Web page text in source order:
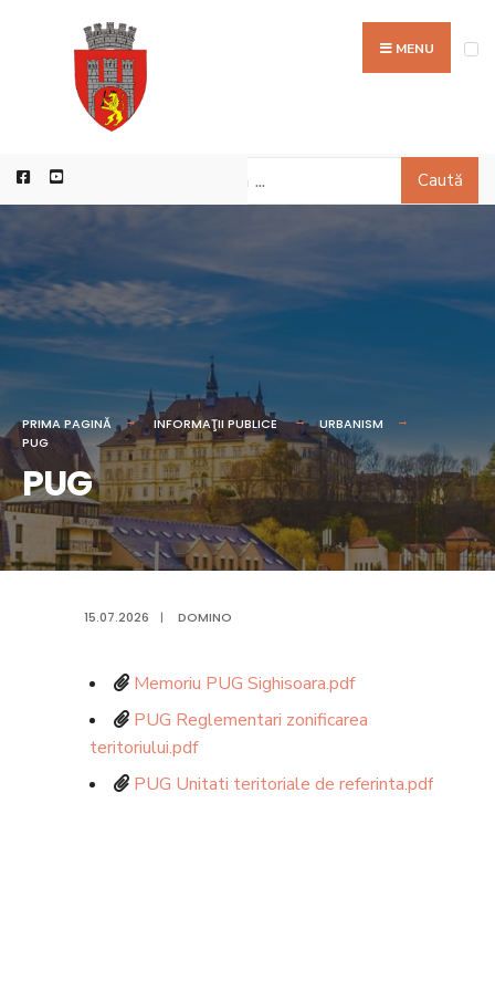
MENU
Caută
PRIMA PAGINĂ INFORMAŢII PUBLICE
URBANISM
PUG
PUG
15.07.2026 | DOMINO
Memoriu PUG Sighisoara.pdf
PUG Reglementari zonificarea
teritoriului.pdf
PUG Unitati teritoriale de referinta.pdf